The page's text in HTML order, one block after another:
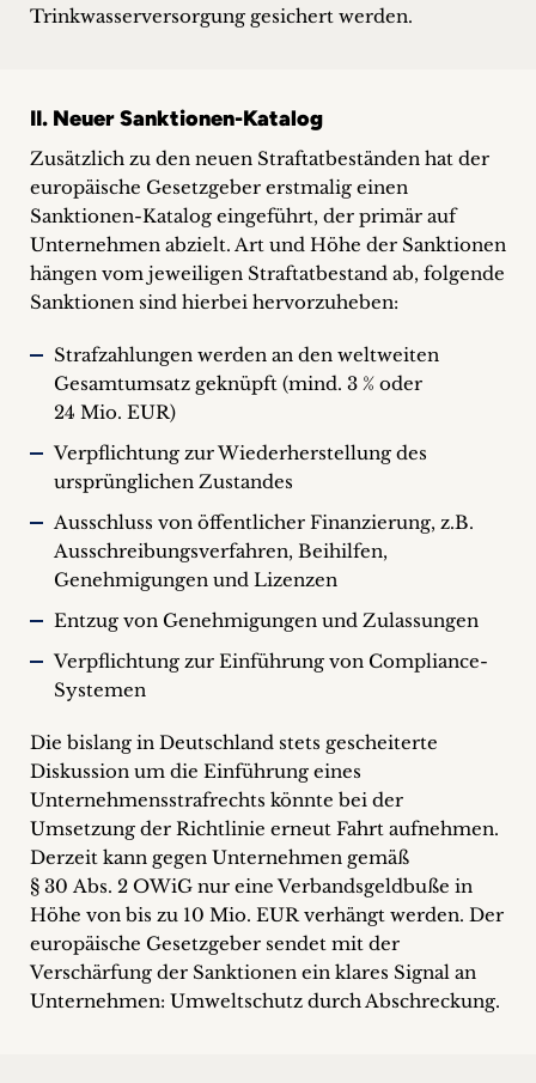
Trinkwasserversorgung gesichert werden.
II. Neuer Sanktionen-Katalog
Zusätzlich zu den neuen Straftatbeständen hat der
europäische Gesetzgeber erstmalig einen
Sanktionen-Katalog eingeführt, der primär auf
Unternehmen abzielt. Art und Höhe der Sanktionen
hängen vom jeweiligen Straftatbestand ab, folgende
Sanktionen sind hierbei hervorzuheben:
Strafzahlungen werden an den weltweiten
Gesamtumsatz geknüpft (mind. 3 % oder
24 Mio. EUR)
Verpflichtung zur Wiederherstellung des
ursprünglichen Zustandes
Ausschluss von öffentlicher Finanzierung, z.B.
Ausschreibungsverfahren, Beihilfen,
Genehmigungen und Lizenzen
Entzug von Genehmigungen und Zulassungen
Verpflichtung zur Einführung von Compliance-
Systemen
Die bislang in Deutschland stets gescheiterte
Diskussion um die Einführung eines
Unternehmensstrafrechts könnte bei der
Umsetzung der Richtlinie erneut Fahrt aufnehmen.
Derzeit kann gegen Unternehmen gemäß
§ 30 Abs. 2 OWiG nur eine Verbandsgeldbuße in
Höhe von bis zu 10 Mio. EUR verhängt werden. Der
europäische Gesetzgeber sendet mit der
Verschärfung der Sanktionen ein klares Signal an
Unternehmen: Umweltschutz durch Abschreckung.